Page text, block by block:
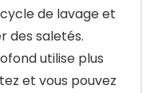
de lavage et
des saletés.
utilise plus
et vous pouvez